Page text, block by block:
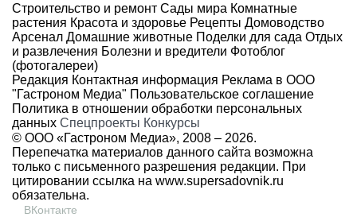
Строительство и ремонт Сады мира Комнатные
растения Красота и здоровье Рецепты Домоводство
Арсенал Домашние животные Поделки для сада Отдых
и развлечения Болезни и вредители Фотоблог
(фотогалереи)
Редакция Контактная информация Реклама в ООО
"Гастроном Медиа" Пользовательское соглашение
Политика в отношении обработки персональных
данных Спецпроекты Конкурсы
© ООО «Гастроном Медиа», 2008 – 2026.
Перепечатка материалов данного сайта возможна
только с письменного разрешения редакции. При
цитировании ссылка на www.supersadovnik.ru
обязательна.
ВКонтакте